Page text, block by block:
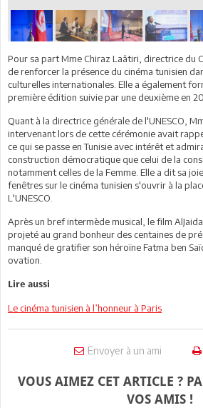
Pour sa part Mme Chiraz Laâtiri, directrice du
de renforcer la présence du cinéma tunisien
culturelles internationales. Elle a également
première édition suivie par une deuxième en
Quant à la directrice générale de l'UNESCO,
intervenant lors de cette cérémonie avait
ce qui se passe en Tunisie avec intérêt et
construction démocratique que celui de la
notamment celles de la Femme. Elle a dit sa
fenêtres sur le cinéma tunisien s'ouvrir à la
L'UNESCO.
Après un bref intermède musical, le film
projeté au grand bonheur des centaines de
manqué de gratifier son héroïne Fatma ben
ovation.
Lire aussi
Le cinéma tunisien à l’honneur à Paris
Envoyer à un ami
VOUS AIMEZ CET ARTICLE ?
VOS AMIS !